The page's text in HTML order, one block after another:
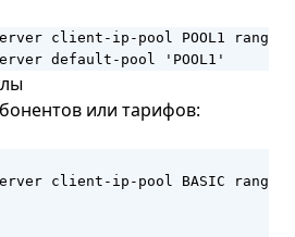
client-ip-pool POOL1 range
default-pool 'POOL1'
или тарифов:
client-ip-pool BASIC range